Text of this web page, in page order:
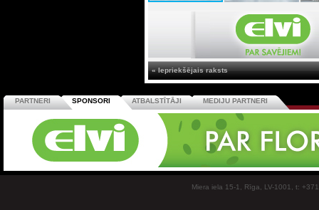
« Iepriekšējais raksts
PARTNERI SPONSORI ATBALSTĪTĀJI MEDIJU PARTNERI
Miera iela 15-1, Rīga, LV-1001, t: